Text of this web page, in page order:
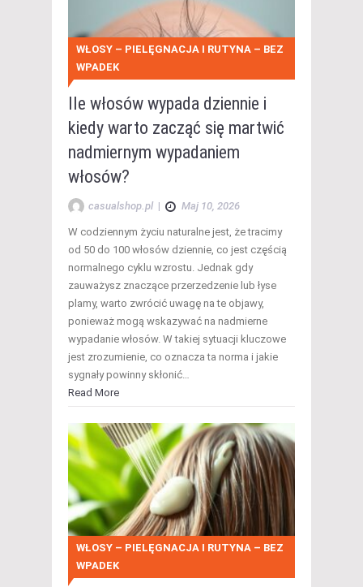
WŁOSY – PIELĘGNACJA I RUTYNA – BEZ
WPADEK
Ile włosów wypada dziennie i
kiedy warto zacząć się martwić
nadmiernym wypadaniem
włosów?
casualshop.pl | Maj 10, 2026
W codziennym życiu naturalne jest, że tracimy
od 50 do 100 włosów dziennie, co jest częścią
normalnego cyklu wzrostu. Jednak gdy
zauważysz znaczące przerzedzenie lub łyse
plamy, warto zwrócić uwagę na te objawy,
ponieważ mogą wskazywać na nadmierne
wypadanie włosów. W takiej sytuacji kluczowe
jest zrozumienie, co oznacza ta norma i jakie
sygnały powinny skłonić…
Read More
WŁOSY – PIELĘGNACJA I RUTYNA – BEZ
WPADEK